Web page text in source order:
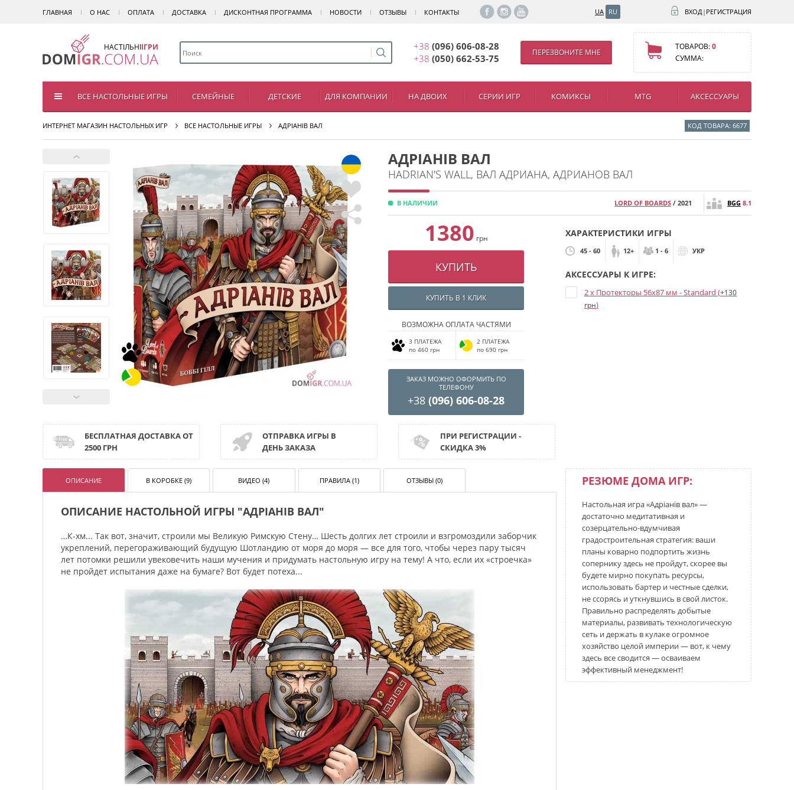
ГЛАВНАЯ О НАС ОПЛАТА ДОСТАВКА ДИСКОНТНАЯ ПРОГРАММА НОВОСТИ ОТЗЫВЫ КОНТАКТЫ UA RU ВХОД| РЕГИСТРАЦИЯ
НАСТІЛЬНІІГРИ +38 (096) 606-08-28
+38 (050) 662-53-75
ПЕРЕЗВОНИТЕ МНЕ
ТОВАРОВ:0
СУММА:
ВСЕ НАСТОЛЬНЫЕ ИГРЫ СЕМЕЙНЫЕ ДЕТСКИЕ ДЛЯ КОМПАНИИ НА ДВОИХ СЕРИИ ИГР КОМИКСЫ MTG АКСЕССУАРЫ
ИНТЕРНЕТ МАГАЗИН НАСТОЛЬНЫХ ИГР ВСЕ НАСТОЛЬНЫЕ ИГРЫ АДРІАНІВ ВАЛ КОД ТОВАРА: 6677
АДРІАНІВ ВАЛ
HADRIAN'S WALL, ВАЛ АДРИАНА, АДРИАНОВ ВАЛ
В НАЛИЧИИ LORD OF BOARDS / 2021 BGG 8.1
1380 грн
КУПИТЬ
КУПИТЬ В 1 КЛИК
ВОЗМОЖНА ОПЛАТА ЧАСТЯМИ
3 ПЛАТЕЖА
по 460 грн
2 ПЛАТЕЖА
по 690 грн
ЗАКАЗ МОЖНО ОФОРМИТЬ ПО
ТЕЛЕФОНУ
+38 (096) 606-08-28
ХАРАКТЕРИСТИКИ ИГРЫ
45 - 60 12+ 1 - 6 УКР
АКСЕССУАРЫ К ИГРЕ:
2 x Протекторы 56x87 мм - Standard (+130
грн)
БЕСПЛАТНАЯ ДОСТАВКА ОТ
2500 ГРН
ОТПРАВКА ИГРЫ В
ДЕНЬ ЗАКАЗА
ПРИ РЕГИСТРАЦИИ -
СКИДКА 3%
РЕЗЮМЕ ДОМА ИГР:
Настольная игра «Адріанів вал» —
достаточно медитативная и
созерцательно-вдумчивая
градостроительная стратегия: ваши
планы коварно подпортить жизнь
сопернику здесь не пройдут, скорее вы
будете мирно покупать ресурсы,
использовать бартер и честные сделки,
не ссорясь и уткнувшись в свой листок.
Правильно распределять добытые
материалы, развивать технологическую
сеть и держать в кулаке огромное
хозяйство целой империи — вот, к чему
здесь все сводится — осваиваем
эффективный менеджмент!
ОПИСАНИЕ В КОРОБКЕ (9) ВИДЕО (4) ПРАВИЛА (1) ОТЗЫВЫ (0)
ОПИСАНИЕ НАСТОЛЬНОЙ ИГРЫ "АДРІАНІВ ВАЛ"
…К-хм... Так вот, значит, строили мы Великую Римскую Стену… Шесть долгих лет строили и взгромоздили заборчик
укреплений, перегораживающий будущую Шотландию от моря до моря — все для того, чтобы через пару тысяч
лет потомки решили увековечить наши мучения и придумать настольную игру на тему! А что, если их «строечка»
не пройдет испытания даже на бумаге? Вот будет потеха...